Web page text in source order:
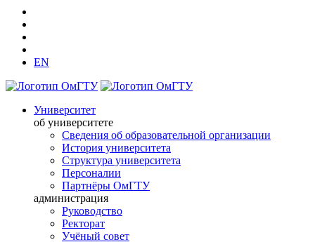
EN
Университет
об университете
Сведения об образовательной организации
История университета
Структура университета
Персоналии
Партнёры ОмГТУ
администрация
Руководство
Ректорат
Учёный совет